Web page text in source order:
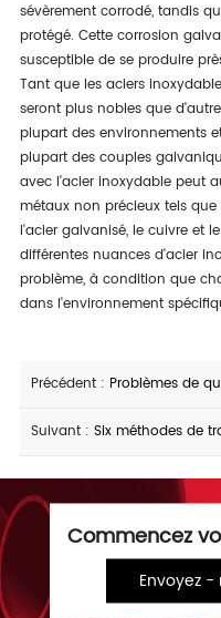
sévèrement corrodé, tandis
protégé. Cette corrosion
susceptible de se produire
Tant que les aciers
seront plus nobles que
plupart des environnements
plupart des couples
avec l'acier inoxydable peut
métaux non précieux tels
l'acier galvanisé, le cuivre et
différentes nuances d'acier
problème, à condition que
dans l'environnement
Précédent : Problèmes de qualité dans le processus de
Suivant : Six méthodes de traitement
Commencez
Envoyez